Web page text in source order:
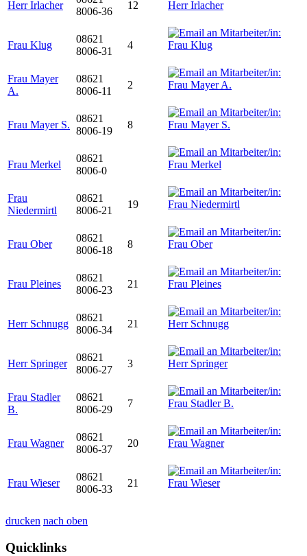
Herr Irlacher
8006-36
12
Frau Klug
08621
8006-31
4
Frau Mayer
A.
08621
8006-11
2
Frau Mayer S.
08621
8006-19
8
Frau Merkel
08621
8006-0
Frau
Niedermirtl
08621
8006-21
19
Frau Ober
08621
8006-18
8
Frau Pleines
08621
8006-23
21
Herr Schnugg
08621
8006-34
21
Herr Springer
08621
8006-27
3
Frau Stadler
B.
08621
8006-29
7
Frau Wagner
08621
8006-37
20
Frau Wieser
08621
8006-33
21
drucken nach oben
Quicklinks